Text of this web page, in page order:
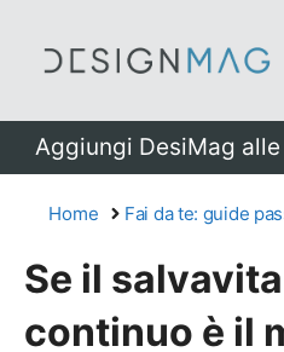
Aggiungi DesiMag
Home Fai da te: guide
Se il
continuo è il